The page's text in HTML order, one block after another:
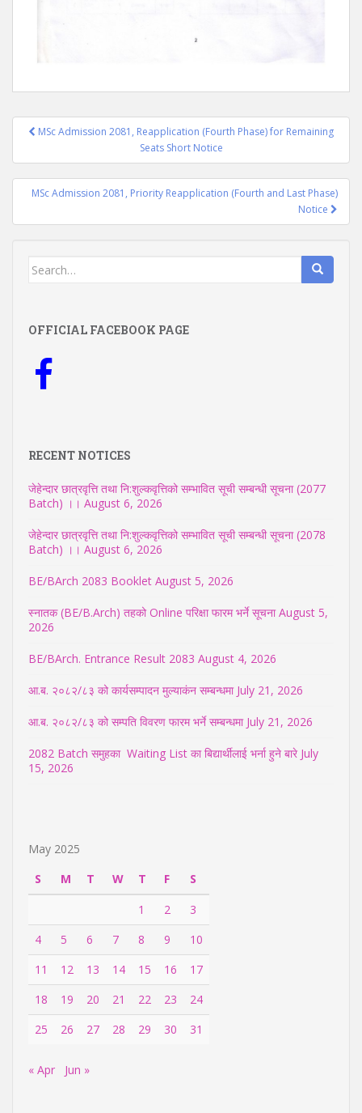
PostMSc Admission 2081, Reapplication (Fourth Phase) for Remaining
Seats Short Notice
MSc Admission 2081, Priority Reapplication (Fourth and Last Phase)
Notice
Search
OFFICIAL FACEBOOK PAGE
RECENT NOTICES
जेहेन्दार छात्रवृत्ति तथा नि:शुल्कवृत्तिको सम्भावित सूची सम्बन्धी सूचना (2077
Batch) ।। August 6, 2026
जेहेन्दार छात्रवृत्ति तथा नि:शुल्कवृत्तिको सम्भावित सूची सम्बन्धी सूचना (2078
Batch) ।। August 6, 2026
BE/BArch 2083 Booklet August 5, 2026
स्नातक (BE/B.Arch) तहको Online परिक्षा फारम भर्ने सूचना August 5,
2026
BE/BArch. Entrance Result 2083 August 4, 2026
आ.ब. २०८२/८३ को कार्यसम्पादन मुल्याकंन सम्बन्धमा July 21, 2026
आ.ब. २०८२/८३ को सम्पति विवरण फारम भर्ने सम्बन्धमा July 21, 2026
2082 Batch समुहका Waiting List का बिद्यार्थीलाई भर्ना हुने बारे July
15, 2026
May 2025
S
M T W T F
S
1
2
3
4
5 6 7 8 9
10
11
12 13 14 15 16
17
18
19 20 21 22 23
24
25
26 27 28 29 30 31
« Apr Jun »